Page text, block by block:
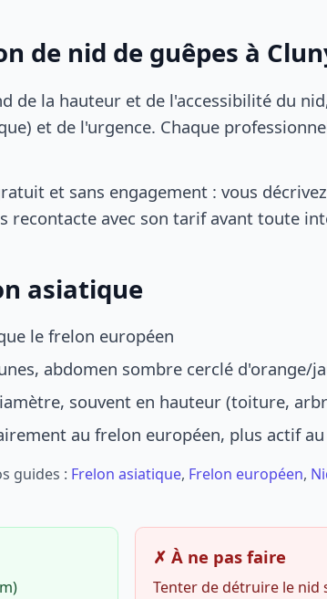
de nid de guêpes à
de la hauteur et de l'accessibilité du
et de l'urgence. Chaque
et sans engagement : vous
recontacte avec son tarif avant toute
asiatique
le frelon européen
abdomen sombre cerclé d'orange/
souvent en hauteur (toiture,
au frelon européen, plus actif
guides : Frelon asiatique, Frelon européen,
✗ À ne pas faire
Tenter de détruire le nid